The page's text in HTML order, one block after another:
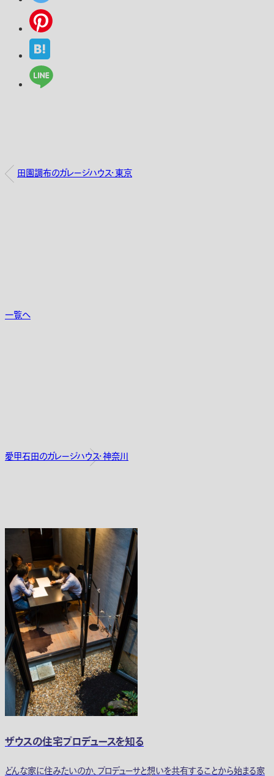
田園調布のガレージハウス・東京
一覧へ
愛甲石田のガレージハウス・神奈川
ザウスの住宅プロデュースを知る
どんな家に住みたいのか、プロデューサと想いを共有することから始まる家